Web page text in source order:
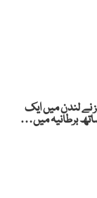
نے لندن میں ایک
برطانیہ میں…